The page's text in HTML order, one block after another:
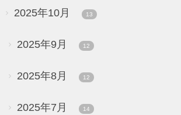
2025年10月 13
2025年9月 12
2025年8月 12
2025年7月 14